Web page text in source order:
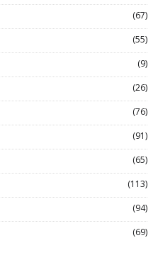
(67)
(55)
(9)
(26)
(76)
(91)
(65)
(113)
(94)
(69)